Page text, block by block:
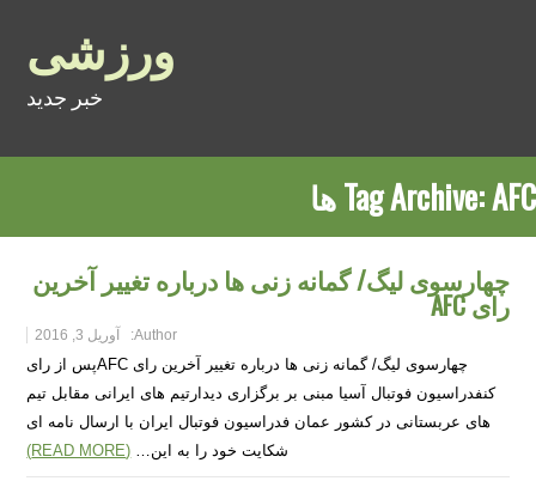
ورزشی
خبر جدید
Tag Archive:AFC ها
چهارسوی لیگ/ گمانه زنی ها درباره تغییر آخرین
رای AFC
Author: آوریل 3, 2016
چهارسوی لیگ/ گمانه زنی ها درباره تغییر آخرین رای AFCپس از رای
کنفدراسیون فوتبال آسیا مبنی بر برگزاری دیدارتیم های ایرانی مقابل تیم
های عربستانی در کشور عمان فدراسیون فوتبال ایران با ارسال نامه ای
شکایت خود را به این… (READ MORE)